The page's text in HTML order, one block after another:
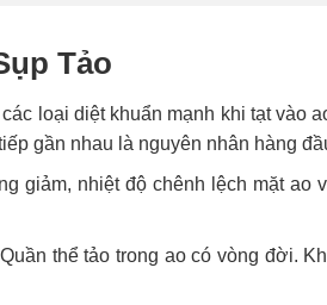
Tảo
loại diệt khuẩn mạnh khi tạt vào
gần nhau là nguyên nhân hàng
giảm, nhiệt độ chênh lệch mặt ao
Quần thể tảo trong ao có vòng đời.